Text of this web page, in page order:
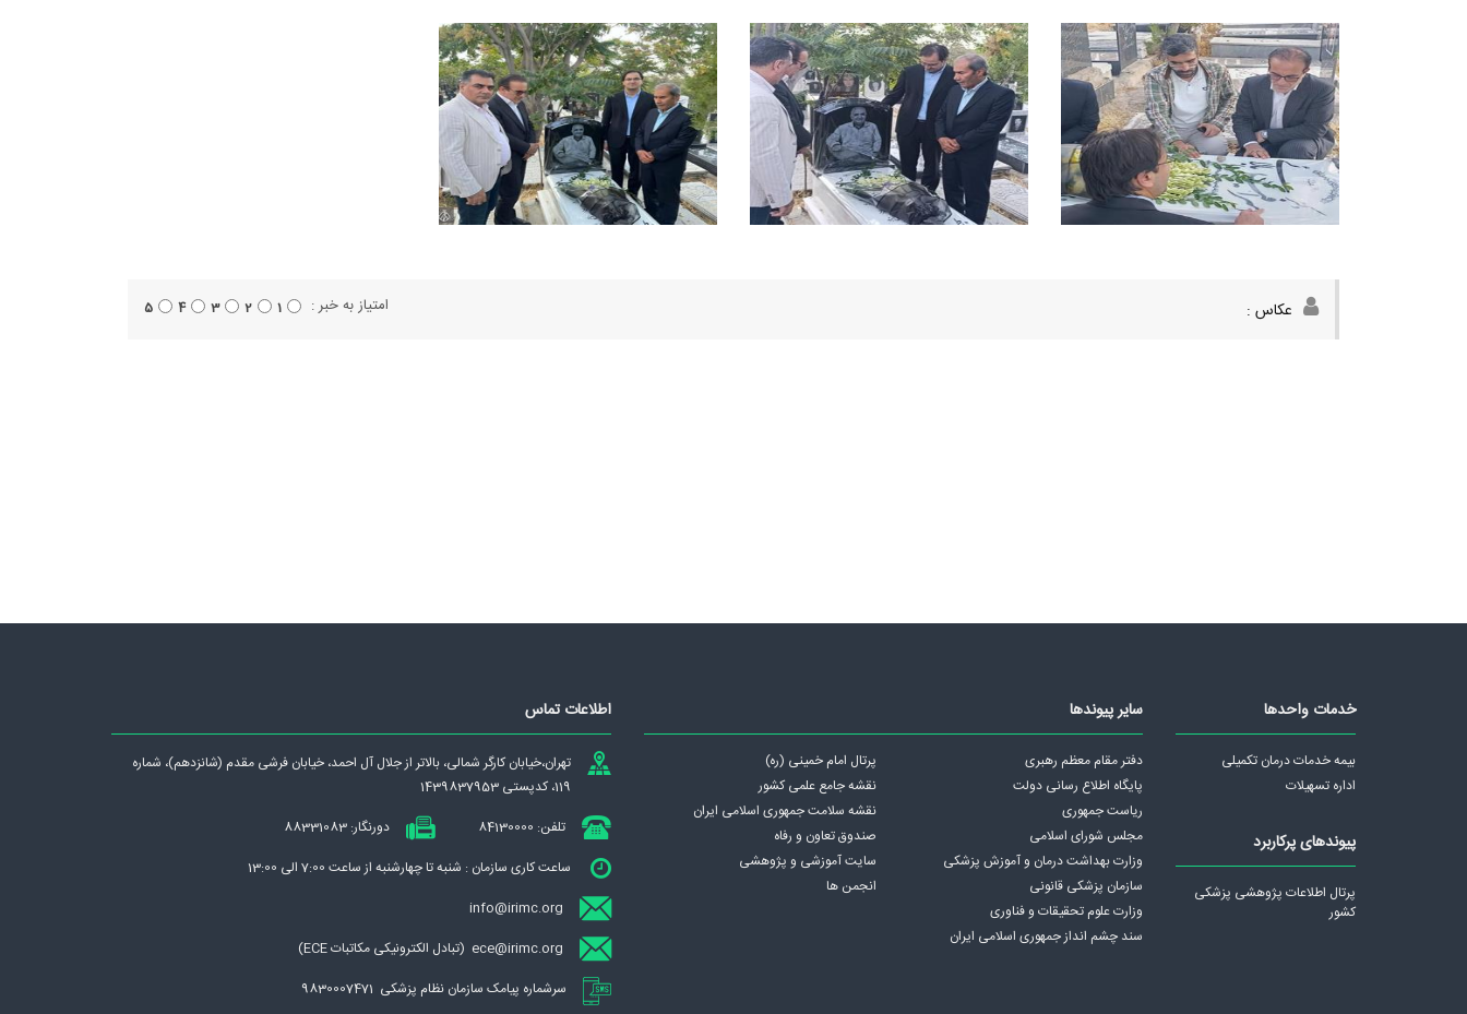
عکاس : امتیاز به خبر : 1
2
3
4
5
خدمات واحدها
بیمه خدمات درمان تکمیلی
اداره تسهیلات
پیوندهای پرکاربرد
پرتال اطلاعات پژوهشی پزشکی
کشور
سایر پیوندها
دفتر مقام معظم رهبری
پايگاه اطلاع رسانی دولت
ریاست جمهوری
مجلس شورای اسلامی
وزارت بهداشت درمان و آموزش پزشکی
سازمان پزشکی قانونی
وزارت علوم تحقیقات و فناوری
سند چشم انداز جمهوری اسلامی ايران
پرتال امام خمینی (ره)
نقشه جامع علمی كشور
نقشه سلامت جمهوری اسلامی ايران
صندوق تعاون و رفاه
سایت آموزشی و پژوهشی
انجمن ها
اطلاعات تماس
تهران،‌خيابان كارگر شمالی، بالاتر از جلال آل احمد، خيابان فرشی مقدم (شانزدهم)، شماره
119، کدپستی 1439837953
تلفن: 84130000
دورنگار: 88331083
ساعت کاری سازمان : شنبه تا چهارشنبه از ساعت 7:00 الی 13:00
info@irimc.org
ece@irimc.org (تبادل الکترونیکی مکاتبات ECE)
سرشماره پیامک سازمان نظام پزشکی 9830007471